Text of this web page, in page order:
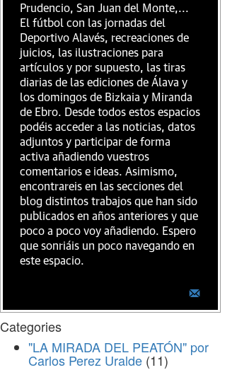
Prudencio, San Juan del Monte,...
El fútbol con las jornadas del
Deportivo Alavés, recreaciones de
juicios, las ilustraciones para
artículos y por supuesto, las tiras
diarias de las ediciones de Álava y
los domingos de Bizkaia y Miranda
de Ebro. Desde todos estos espacios
podéis acceder a las noticias, datos
adjuntos y participar de forma
activa añadiendo vuestros
comentarios e ideas. Asimismo,
encontrareis en las secciones del
blog distintos trabajos que han sido
publicados en años anteriores y que
poco a poco voy añadiendo. Espero
que sonriáis un poco navegando en
este espacio.
Categories
"LA MIRADA DEL PEATÓN" por
Carlos Perez Uralde (11)